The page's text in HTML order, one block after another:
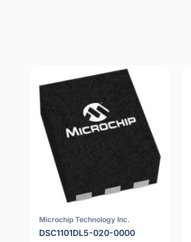
Microchip Technology Inc.
DSC1101DL5-020-0000